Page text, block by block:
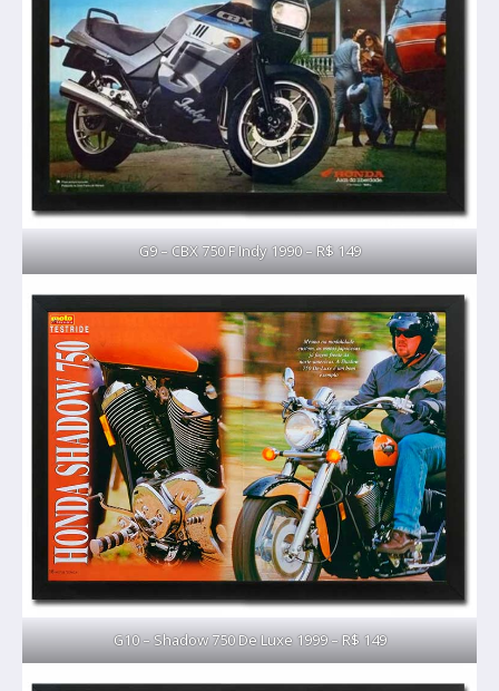
G9 – CBX 750 F Indy 1990 – R$ 149
G10 – Shadow 750 De Luxe 1999 – R$ 149